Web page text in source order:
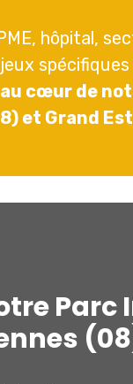
hôpital,
cœur de
et Grand Est